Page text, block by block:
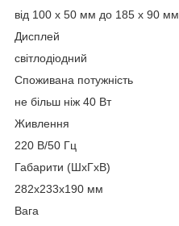
від 100 х 50 мм до 185 х 90 мм
Дисплей
світлодіодний
Споживана потужність
не більш ніж 40 Вт
Живлення
220 В/50 Гц
Габарити (ШхГхВ)
282х233х190 мм
Вага